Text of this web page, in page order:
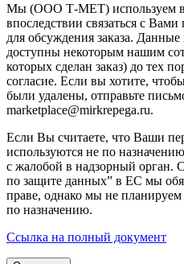
Мы (ООО Т-МЕТ) используем
впоследствии связаться с
для обсуждения заказа.
доступны некоторым нашим
которых сделан заказ) до тех
согласие. Если вы хотите,
были удалены, отправьте
marketplace@mirkrepega.ru.
Если Вы считаете, что Ваши
используются не по
с жалобой в надзорный орган.
по защите данных” в ЕС мы
праве, однако мы не
по назначению.
Ссылка на полный документ